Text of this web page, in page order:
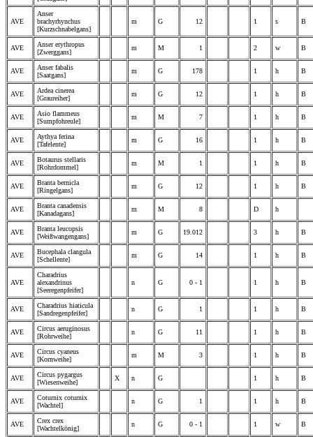
AVE
Anser
brachyrhynchus
[Kurzschnabelgans]
m G 12 1 s B
AVE
Anser erythropus
[Zwerggans]
m M 1 2 w B
AVE
Anser fabalis
[Saatgans]
m G 178 1 h B
AVE
Ardea cinerea
[Graureiher]
m G 12 1 h B
AVE
Asio flammeus
[Sumpfohreule]
m M 7 1 h B
AVE
Aythya ferina
[Tafelente]
m G 16 1 h B
AVE
Botaurus stellaris
[Rohrdommel]
m M 1 1 h B
AVE
Branta bernicla
[Ringelgans]
m G 12 1 h B
AVE
Branta canadensis
[Kanadagans]
m M 8 D h
AVE
Branta leucopsis
[Weißwangengans]
m G 19.012 3 h B
AVE
Bucephala clangula
[Schellente]
m G 14 1 h B
AVE
Charadrius
alexandrinus
[Seeregenpfeifer]
n G 0 - 1 1 h B
AVE
Charadrius hiaticula
[Sandregenpfeifer]
n G 1 1 h B
AVE
Circus aeruginosus
[Rohrweihe]
n G 11 1 h B
AVE
Circus cyaneus
[Kornweihe]
m M 3 1 h B
AVE
Circus pygargus
[Wiesenweihe]
X n G 1 h B
AVE
Coturnix coturnix
[Wachtel]
n G 1 1 h B
AVE
Crex crex
[Wachtelkönig]
n G 0 - 1 1 w B